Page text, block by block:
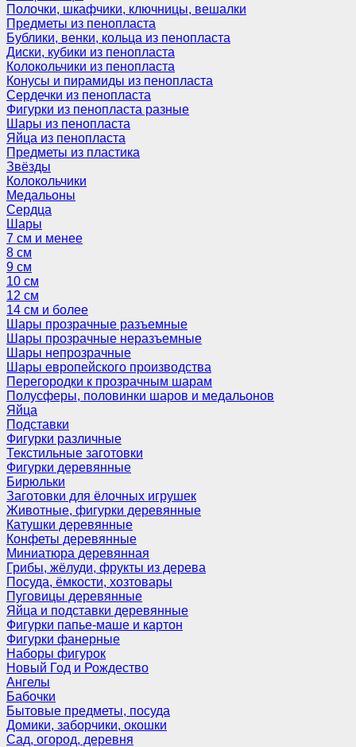
Полочки, шкафчики, ключницы, вешалки
Предметы из пенопласта
Бублики, венки, кольца из пенопласта
Диски, кубики из пенопласта
Колокольчики из пенопласта
Конусы и пирамиды из пенопласта
Сердечки из пенопласта
Фигурки из пенопласта разные
Шары из пенопласта
Яйца из пенопласта
Предметы из пластика
Звёзды
Колокольчики
Медальоны
Сердца
Шары
7 см и менее
8 см
9 см
10 см
12 см
14 см и более
Шары прозрачные разъемные
Шары прозрачные неразъемные
Шары непрозрачные
Шары европейского производства
Перегородки к прозрачным шарам
Полусферы, половинки шаров и медальонов
Яйца
Подставки
Фигурки различные
Текстильные заготовки
Фигурки деревянные
Бирюльки
Заготовки для ёлочных игрушек
Животные, фигурки деревянные
Катушки деревянные
Конфеты деревянные
Миниатюра деревянная
Грибы, жёлуди, фрукты из дерева
Посуда, ёмкости, хозтовары
Пуговицы деревянные
Яйца и подставки деревянные
Фигурки папье-маше и картон
Фигурки фанерные
Наборы фигурок
Новый Год и Рождество
Ангелы
Бабочки
Бытовые предметы, посуда
Домики, заборчики, окошки
Сад, огород, деревня